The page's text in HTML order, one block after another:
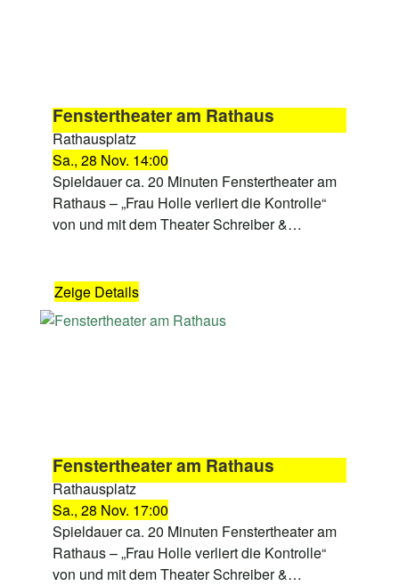
Fenstertheater am Rathaus
Rathausplatz
Sa., 28 Nov. 14:00
Spieldauer ca. 20 Minuten Fenstertheater am
Rathaus – „Frau Holle verliert die Kontrolle“
von und mit dem Theater Schreiber &…
Zeige Details
Fenstertheater am Rathaus
Rathausplatz
Sa., 28 Nov. 17:00
Spieldauer ca. 20 Minuten Fenstertheater am
Rathaus – „Frau Holle verliert die Kontrolle“
von und mit dem Theater Schreiber &…